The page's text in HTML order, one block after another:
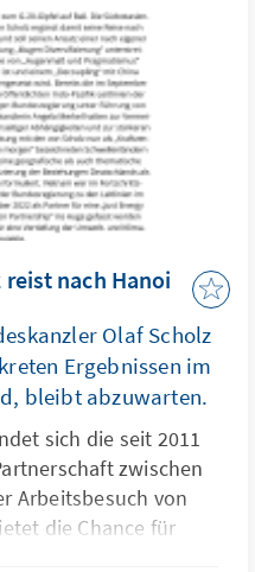
nach Hanoi
Olaf Scholz
Ergebnissen im
bleibt abzuwarten.
sich die seit 2011
zwischen
Arbeitsbesuch von
die Chance für